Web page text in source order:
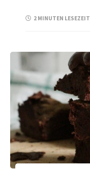
2 MINUTEN LESEZEIT